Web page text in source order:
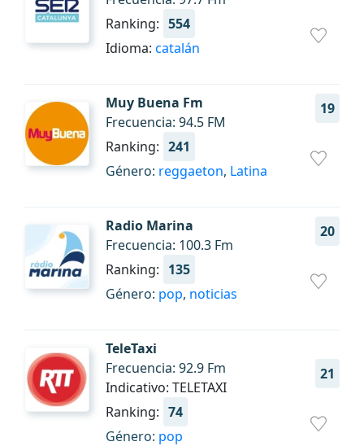
Ranking: 554
Idioma: catalán
Muy Buena Fm 19
Frecuencia: 94.5 FM
Ranking: 241
Género: reggaeton, Latina
Radio Marina 20
Frecuencia: 100.3 Fm
Ranking: 135
Género: pop, noticias
TeleTaxi
21
Frecuencia: 92.9 Fm
Indicativo: TELETAXI
Ranking: 74
Género: pop